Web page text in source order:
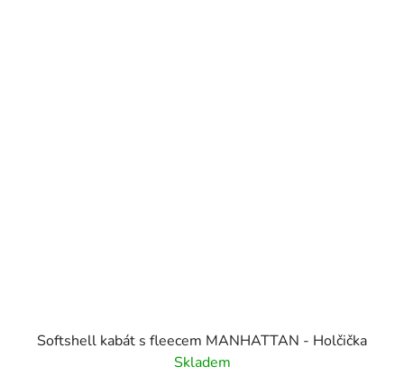
Softshell kabát s fleecem MANHATTAN - Holčička
Skladem